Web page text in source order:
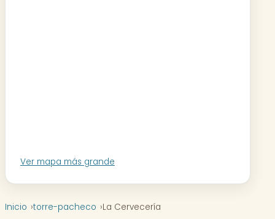
Ver mapa más grande
Inicio torre-pacheco La Cervecería